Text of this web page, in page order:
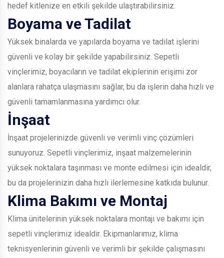
hedef kitlenize en etkili şekilde ulaştırabilirsiniz.
Boyama ve Tadilat
Yüksek binalarda ve yapılarda boyama ve tadilat işlerini
güvenli ve kolay bir şekilde yapabilirsiniz. Sepetli
vinçlerimiz, boyacıların ve tadilat ekiplerinin erişimi zor
alanlara rahatça ulaşmasını sağlar, bu da işlerin daha hızlı ve
güvenli tamamlanmasına yardımcı olur.
İnşaat
İnşaat projelerinizde güvenli ve verimli vinç çözümleri
sunuyoruz. Sepetli vinçlerimiz, inşaat malzemelerinin
yüksek noktalara taşınması ve monte edilmesi için idealdir,
bu da projelerinizin daha hızlı ilerlemesine katkıda bulunur.
Klima Bakımı ve Montaj
Klima ünitelerinin yüksek noktalara montajı ve bakımı için
sepetli vinçlerimiz idealdir. Ekipmanlarımız, klima
teknisyenlerinin güvenli ve verimli bir şekilde çalışmasını